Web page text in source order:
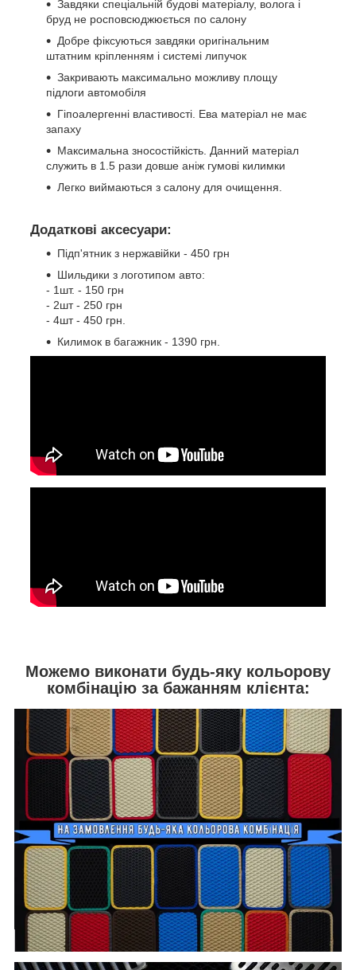
Завдяки спеціальній будові матеріалу, волога і
бруд не росповсюджюється по салону
Добре фіксуються завдяки оригінальним
штатним кріпленням і системі липучок
Закривають максимально можливу площу
підлоги автомобіля
Гіпоалергенні властивості. Ева матеріал не має
запаху
Максимальна зносостійкість. Данний матеріал
служить в 1.5 рази довше аніж гумові килимки
Легко виймаються з салону для очищення.
Додаткові аксесуари:
Підп'ятник з нержавійки - 450 грн
Шильдики з логотипом авто:
- 1шт. - 150 грн
- 2шт - 250 грн
- 4шт - 450 грн.
Килимок в багажник - 1390 грн.
Можемо виконати будь-яку кольорову
комбінацію за бажанням клієнта: